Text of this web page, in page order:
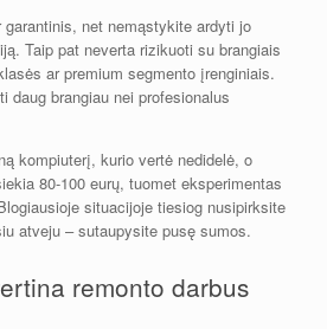
net nemąstykite ardyti jo
Taip pat neverta rizikuoti su brangiais
ar premium segmento įrenginiais.
daug brangiau nei profesionalus
kompiuterį, kurio vertė nedidelė, o
80-100 eurų, tuomet eksperimentas
situacijoje tiesiog nusipirksite
atveju – sutaupysite pusę sumos.
remonto darbus